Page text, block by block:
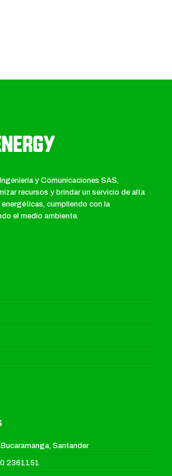
y Comunicaciones SAS,
recursos y brindar un servicio de alta
cumpliendo con la
el medio ambiente.
Santander
2361151